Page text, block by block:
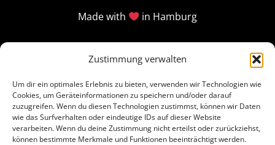
Zustimmung verwalten
Um dir ein optimales Erlebnis zu bieten, verwenden wir Technologien wie
Cookies, um Geräteinformationen zu speichern und/oder darauf
zuzugreifen. Wenn du diesen Technologien zustimmst, können wir Daten
wie das Surfverhalten oder eindeutige IDs auf dieser Website
verarbeiten. Wenn du deine Zustimmung nicht erteilst oder zurückziehst,
können bestimmte Merkmale und Funktionen beeinträchtigt werden.
Made with in Hamburg